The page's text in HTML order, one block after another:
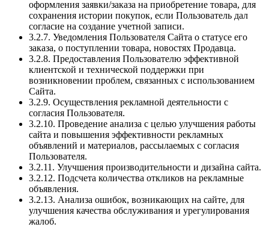
оформления заявки/заказа на приобретение товара, для
сохранения истории покупок, если Пользователь дал
согласие на создание учетной записи.
3.2.7. Уведомления Пользователя Сайта о статусе его
заказа, о поступлении товара, новостях Продавца.
3.2.8. Предоставления Пользователю эффективной
клиентской и технической поддержки при
возникновении проблем, связанных с использованием
Сайта.
3.2.9. Осуществления рекламной деятельности с
согласия Пользователя.
3.2.10. Проведение анализа с целью улучшения работы
сайта и повышения эффективности рекламных
объявлений и материалов, рассылаемых с согласия
Пользователя.
3.2.11. Улучшения производительности и дизайна сайта.
3.2.12. Подсчета количества откликов на рекламные
объявления.
3.2.13. Анализа ошибок, возникающих на сайте, для
улучшения качества обслуживания и урегулирования
жалоб.